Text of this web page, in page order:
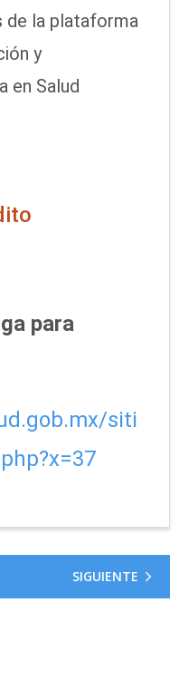
de la plataforma
y
en Salud
para
siti
SIGUIENTE